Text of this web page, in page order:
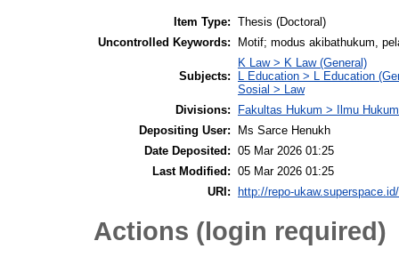
Item Type: Thesis (Doctoral)
Uncontrolled Keywords:
Motif; modus akibathukum,
Subjects:
K Law > K Law (General)
L Education > L Education
Sosial > Law
Divisions:
Fakultas Hukum > Ilmu Hukum
Depositing User:
Ms Sarce Henukh
Date Deposited: 05 Mar 2026 01:25
Last Modified: 05 Mar 2026 01:25
URI:
http://repo-
Actions (login required)